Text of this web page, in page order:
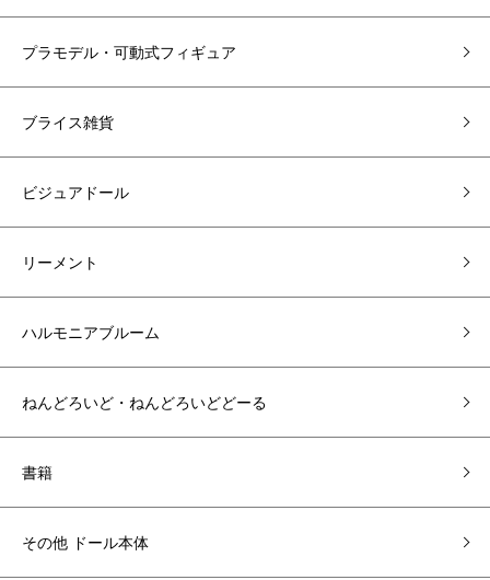
プラモデル・可動式フィギュア
ブライス雑貨
ビジュアドール
リーメント
ハルモニアブルーム
ねんどろいど・ねんどろいどどーる
書籍
その他 ドール本体